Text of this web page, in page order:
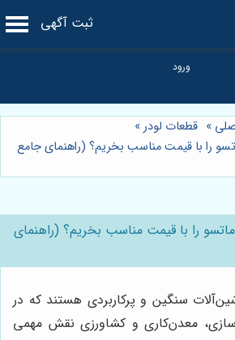
ثبت آگهی
» قطعات لودر»
را با قیمت مناسب بخریم؟ (راهنمای جامع
را با قیمت مناسب بخریم؟ (راهنمای
سنگین و پرکاربردی هستند که در
معدن‌کاری و کشاورزی نقش مهمی